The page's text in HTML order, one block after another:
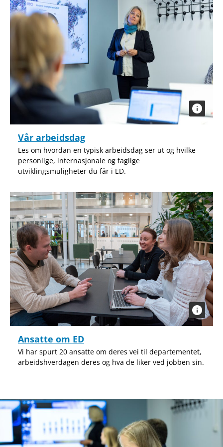
Vår arbeidsdag
Les om hvordan en typisk arbeidsdag ser ut og hvilke
personlige, internasjonale og faglige
utviklingsmuligheter du får i ED.
Ansatte om ED
Vi har spurt 20 ansatte om deres vei til departementet,
arbeidshverdagen deres og hva de liker ved jobben sin.